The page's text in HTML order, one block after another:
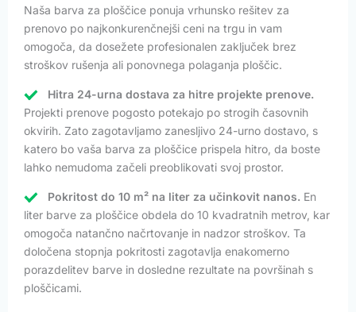
Naša barva za ploščice ponuja vrhunsko rešitev za
prenovo po najkonkurenčnejši ceni na trgu in vam
omogoča, da dosežete profesionalen zaključek brez
stroškov rušenja ali ponovnega polaganja ploščic.
Hitra 24-urna dostava za hitre projekte prenove.
Projekti prenove pogosto potekajo po strogih časovnih
okvirih. Zato zagotavljamo zanesljivo 24-urno dostavo, s
katero bo vaša barva za ploščice prispela hitro, da boste
lahko nemudoma začeli preoblikovati svoj prostor.
Pokritost do 10 m² na liter za učinkovit nanos. En
liter barve za ploščice obdela do 10 kvadratnih metrov, kar
omogoča natančno načrtovanje in nadzor stroškov. Ta
določena stopnja pokritosti zagotavlja enakomerno
porazdelitev barve in dosledne rezultate na površinah s
ploščicami.